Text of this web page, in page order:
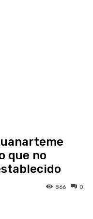
que no
0
866